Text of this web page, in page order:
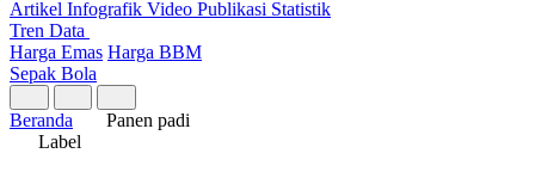
Artikel Infografik Video Publikasi Statistik
Tren Data
Harga Emas Harga BBM
Sepak Bola
Beranda
Panen padi
Label